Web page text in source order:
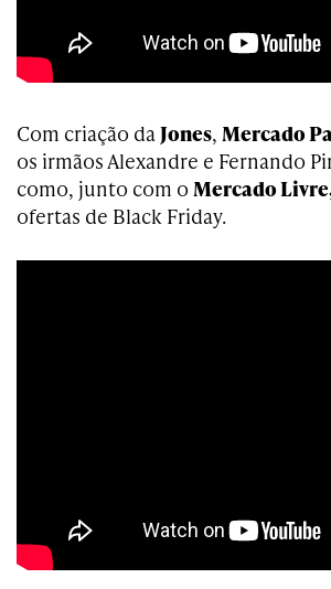
Com criação daJones, Mercado
os irmãos Alexandre e Fernando
como, junto com o Mercado
ofertas de Black Friday.